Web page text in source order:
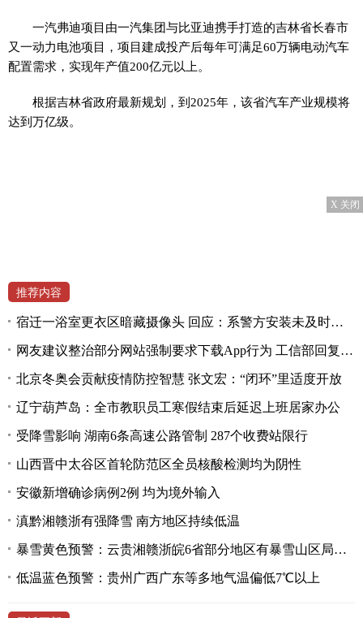
一汽弗迪项目由一汽集团与比亚迪携手打造的吉林省长春市
又一动力电池项目，项目建成投产后每年可满足60万辆电动汽车
配置需求，实现年产值200亿元以上。
根据吉林省政府最新规划，到2025年，该省汽车产业规模将
达到万亿级。
X 关闭
推荐内容
宿迁一浴室更衣区暗藏摄像头 回应：系警方安装未及时拆除
网友建议整治部分网站强制要求下载App行为 工信部回复称将深入研究
北京冬奥会贡献疫情防控智慧 张文宏：“闭环”里适度开放
辽宁葫芦岛：全市教职员工寒假结束后延迟上班居家办公
受降雪影响 湖南6条高速公路管制 287个收费站限行
山西晋中太谷区首轮防范区全员核酸检测均为阴性
安徽新增确诊病例2例 均为境外输入
滇黔湘赣浙有强降雪 南方地区持续低温
暴雪黄色预警：云贵湘赣浙皖6省部分地区有暴雪山区局地大暴雪
低温蓝色预警：贵州广西广东等多地气温偏低7℃以上